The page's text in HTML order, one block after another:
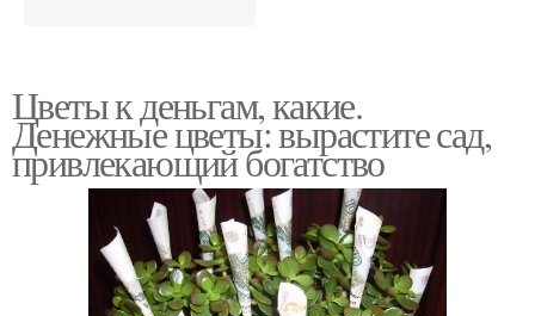
Цветы к деньгам, какие.
Денежные цветы: вырастите сад,
привлекающий богатство